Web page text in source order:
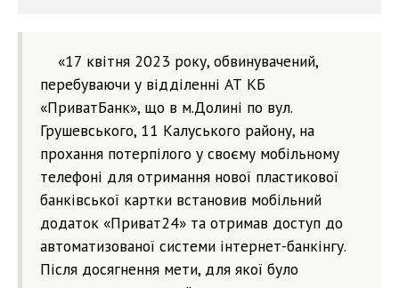
«17 квітня 2023 року, обвинувачений,
перебуваючи у відділенні АТ КБ
«ПриватБанк», що в м.Долині по вул.
Грушевського, 11 Калуського району, на
прохання потерпілого у своєму мобільному
телефоні для отримання нової пластикової
банківської картки встановив мобільний
додаток «Приват24» та отримав доступ до
автоматизованої системи інтернет-банкінгу.
Після досягнення мети, для якої було